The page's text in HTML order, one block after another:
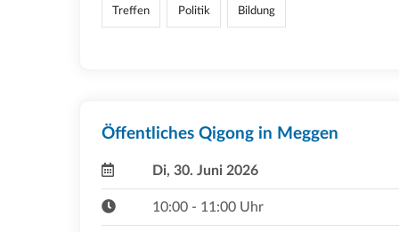
Treffen Politik Bildung
Öffentliches Qigong in Meggen
Di, 30. Juni 2026
10:00 - 11:00 Uhr